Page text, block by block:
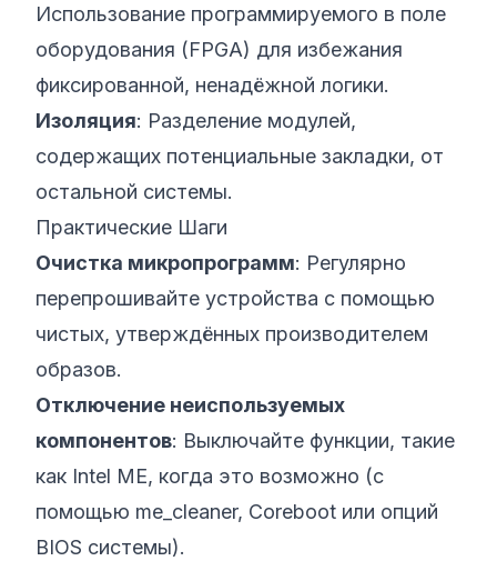
Использование программируемого в поле
оборудования (FPGA) для избежания
фиксированной, ненадёжной логики.
Изоляция: Разделение модулей,
содержащих потенциальные закладки, от
остальной системы.
Практические Шаги
Очистка микропрограмм: Регулярно
перепрошивайте устройства с помощью
чистых, утверждённых производителем
образов.
Отключение неиспользуемых
компонентов: Выключайте функции, такие
как Intel ME, когда это возможно (с
помощью me_cleaner, Coreboot или опций
BIOS системы).